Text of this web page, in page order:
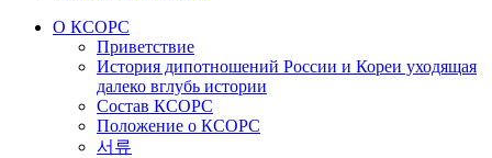
О КСОРС
Приветствие
История дипотношений России и Кореи уходящая
далеко вглубь истории
Состав КСОРС
Положение о КСОРС
서류